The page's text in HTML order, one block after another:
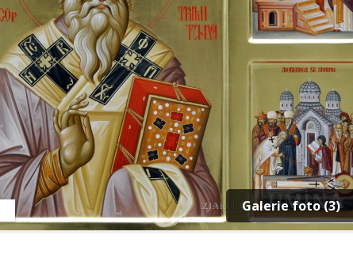
Galerie foto (3)